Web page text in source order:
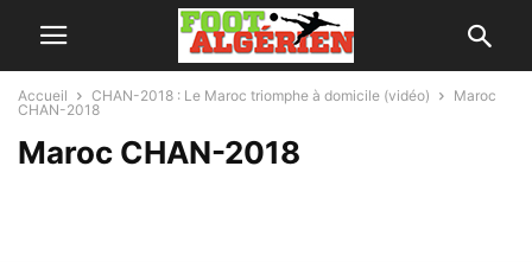
Accueil CHAN-2018 : Le Maroc triomphe à domicile (vidéo)
Maroc
CHAN-2018
Maroc CHAN-2018